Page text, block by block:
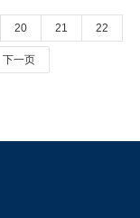
20 21 22
下一页